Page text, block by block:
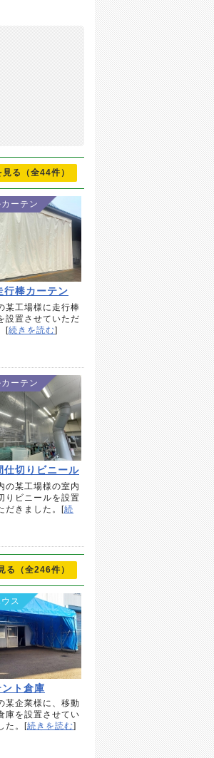
る （全44件）
ーテン
行棒カーテン
某工場様に走行棒
設置させていただ
[続きを読む]
ーテン
仕切りビニール
の某工場様の室内
りビニールを設置
だきました。[続
る （全246件）
ス
ト倉庫
某企業様に、移動
庫を設置させてい
た。[続きを読む]